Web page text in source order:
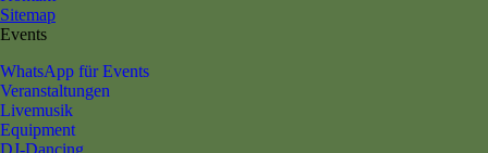
Sitemap
Events
WhatsApp für Events
Veranstaltungen
Livemusik
Equipment